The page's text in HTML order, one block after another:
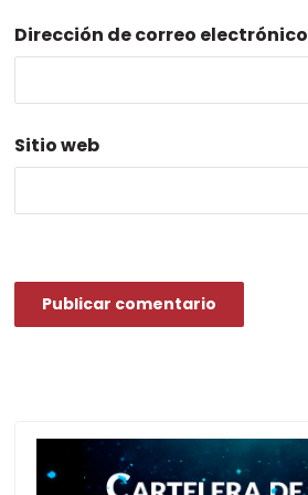
Dirección de correo electrónico
Sitio web